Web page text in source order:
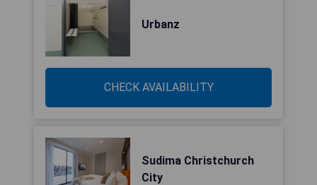
Urbanz
CHECK AVAILABILITY
Sudima Christchurch
City